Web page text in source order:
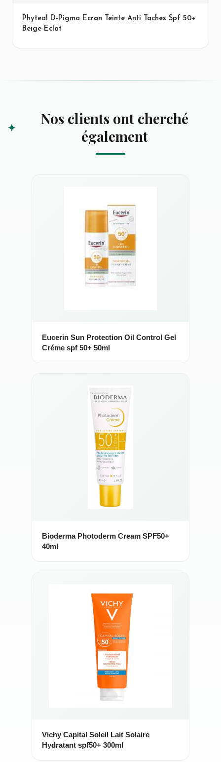
Phyteal D-Pigma Ecran Teinte Anti Taches Spf 50+
Beige Eclat
Nos clients ont cherché
également
Eucerin Sun Protection Oil Control Gel
Créme spf 50+ 50ml
Bioderma Photoderm Cream SPF50+
40ml
Vichy Capital Soleil Lait Solaire
Hydratant spf50+ 300ml